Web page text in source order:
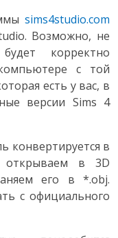
sims4studio.com
Возможно, не
корректно
с той
есть у вас, в
версии Sims 4
конвертируется в
в 3D
его в *.obj.
с официального